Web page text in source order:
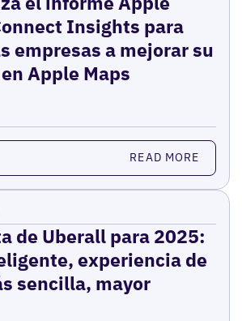
Insights para
empresas a mejorar su
Apple Maps
READ MORE
de Uberall para 2025:
experiencia de
sencilla, mayor